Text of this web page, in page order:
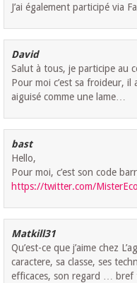
J’ai également participé via
David
Salut à tous, je participe au
Pour moi c’est sa froideur,
aiguisé comme une lame…
bast
Hello,
Pour moi, c’est son code
https://twitter.com/
Matkill31
Qu’est-ce que j’aime chez
caractere, sa classe, ses
efficaces, son regard … bref